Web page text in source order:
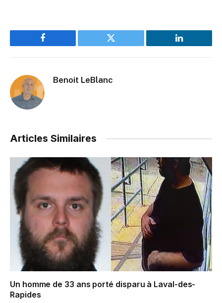
Facebook Twitter LinkedIn
Benoit LeBlanc
Articles Similaires
Un homme de 33 ans porté disparu à Laval-des-
Rapides